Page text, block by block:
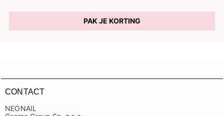
PAK JE KORTING
CONTACT
NEONAIL